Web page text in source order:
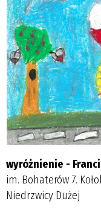
wyróżnienie -
im. Bohaterów 7.
Niedrzwicy Dużej